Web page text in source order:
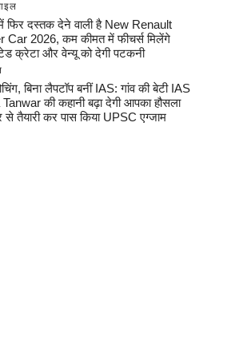
फिर दस्तक देने वाली है New Renault
Car 2026, कम कीमत में फीचर्स मिलेंगे
क्रेटा और वेन्यू को देगी पटकनी
बिना लैपटॉप बनीं IAS: गांव की बेटी IAS
की कहानी बढ़ा देगी आपका हौसला
तैयारी कर पास किया UPSC एग्जाम